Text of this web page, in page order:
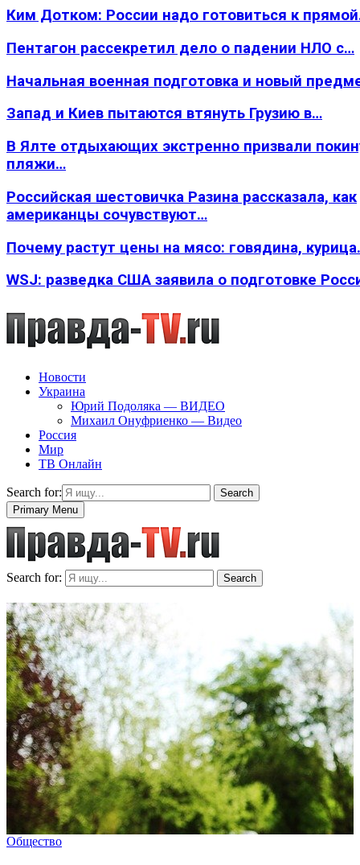
Ким Дотком: России надо готовиться к
Пентагон рассекретил дело о падении НЛО с…
Начальная военная подготовка и новый
Запад и Киев пытаются втянуть Грузию в…
В Ялте отдыхающих экстренно призвали
пляжи…
Российская шестовичка Разина рассказала, как
американцы сочувствуют…
Почему растут цены на мясо: говядина,
WSJ: разведка США заявила о подготовке
Новости
Украина
Юрий Подоляка — ВИДЕО
Михаил Онуфриенко — Видео
Россия
Мир
ТВ Онлайн
Search for:
Search
Primary Menu
Search for: Search
Общество